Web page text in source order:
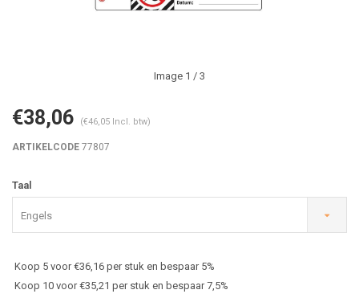
Image 1 / 3
€38,06 (€46,05 Incl. btw)
ARTIKELCODE 77807
Taal
Engels
Koop 5 voor €36,16 per stuk en bespaar 5%
Koop 10 voor €35,21 per stuk en bespaar 7,5%